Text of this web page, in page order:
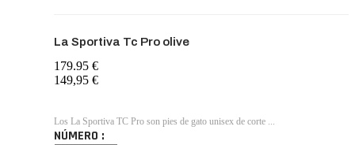
La Sportiva Tc Pro olive
179.95 €
149,95 €
Los La Sportiva TC Pro son pies de gato unisex de corte ...
NÚMERO :